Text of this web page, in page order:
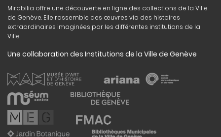
Mirabilia offre une découverte en ligne des collections de la Ville
de Genève. Elle rassemble des œuvres via des histoires
extraordinaires imaginées par les différentes institutions de la
Ville.
Une collaboration des Institutions de la Ville de Genève